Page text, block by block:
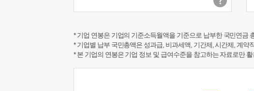
* 기업 연봉은 기업의 기준소득월액을 기준으로 납부한 국민연금
* 기업별 납부 국민총액은 성과급, 비과세액, 기간제, 시간제, 계
* 본 기업의 연봉은 기업 정보 및 급여수준을 참고하는 자료로만